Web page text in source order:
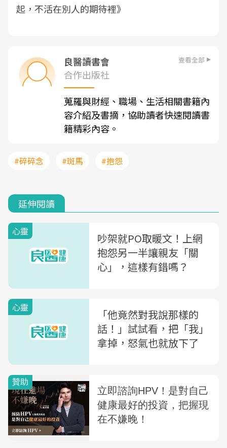
起，不活在別人的期待裡》
良醫讀書會 查看全部
合作出版社
蒐羅與財經、職場、生活相關書籍內
容介紹及書摘，協助讀者快速閱讀書
籍精彩內容。
#碎碎念 #斑馬 #抱怨
延伸閱讀
心靈
吵架就PO取暖文！上網
抱怨另一半讓親友「關
心」，這樣有錯嗎？
心靈
「他竟然對我說那樣的
話！」試試看，把「我」
拿掉，怒氣也就放下了